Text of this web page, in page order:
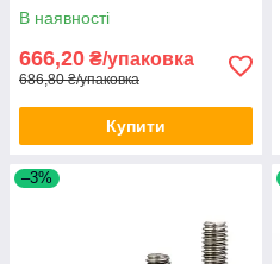
В наявності
666,20 ₴/упаковка
686,80 ₴/упаковка
Купити
–3%